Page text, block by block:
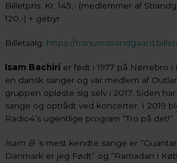
Billetpris: Kr. 145,- (medlemmer af
120,-) + gebyr
Billetsalg: https://
Isam Bachiri er født i 1977 på Nørrebro
en dansk sanger og var medlem af
gruppen opløste sig selv i 2017. Siden
sange og optrådt ved koncerter. I 2019
Radio4’s ugentlige program “Tro på det!”.
Isam B´s mest kendte sange er
Danmark er jeg Født” og “Ramadan i